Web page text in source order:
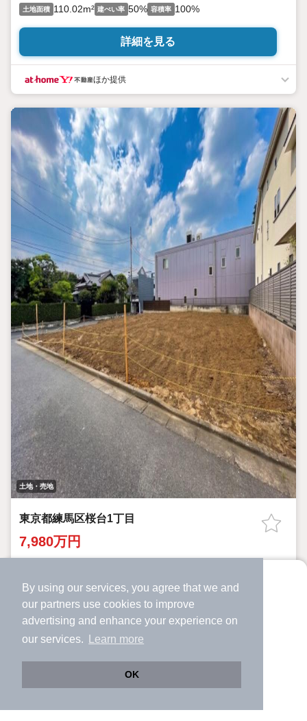
By using our services, you agree that we and
our partners use cookies to improve
advertising and enhance your experience on
our services.
Learn more
OK
より使いやすくなった
アプリで物件探ししませんか？
サクサク動く地図で物件検索
土地面積 110.02m² 建ぺい率 50% 容積率 100%
詳細を見る
ほか提供
土地・売地
東京都練馬区桜台1丁目
7,980万円
新桜台駅 歩
分 （西武有楽町）
江古田駅 歩
分 （西武池袋線）
ほか4駅（徒歩20分圏内）
東京都練馬区桜台1丁目
詳細を見る